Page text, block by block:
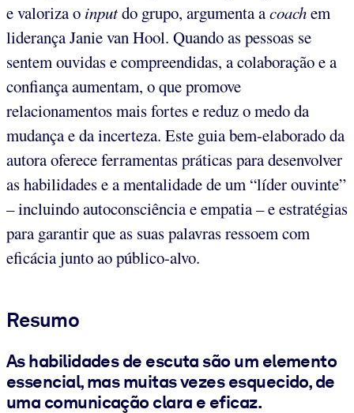
e valoriza o inputdo grupo, argumenta acoachem
liderança Janie van Hool. Quando as pessoas se
sentem ouvidas e compreendidas, a colaboração e a
confiança aumentam, o que promove
relacionamentos mais fortes e reduz o medo da
mudança e da incerteza. Este guia bem-elaborado da
autora oferece ferramentas práticas para desenvolver
as habilidades e a mentalidade de um “líder ouvinte”
– incluindo autoconsciência e empatia – e estratégias
para garantir que as suas palavras ressoem com
eficácia junto ao público-alvo.
Resumo
As habilidades de escuta são um elemento
essencial, mas muitas vezes esquecido, de
uma comunicação clara e eficaz.